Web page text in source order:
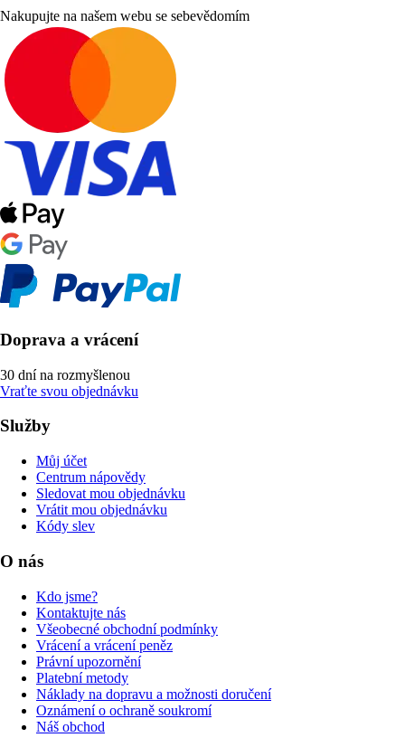
Nakupujte na našem webu se sebevědomím
Doprava a vrácení
30 dní na rozmyšlenou
Vraťte svou objednávku
Služby
Můj účet
Centrum nápovědy
Sledovat mou objednávku
Vrátit mou objednávku
Kódy slev
O nás
Kdo jsme?
Kontaktujte nás
Všeobecné obchodní podmínky
Vrácení a vrácení peněz
Právní upozornění
Platební metody
Náklady na dopravu a možnosti doručení
Oznámení o ochraně soukromí
Náš obchod